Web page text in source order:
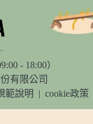
- 18:00）
有限公司
範說明 | cookie政策